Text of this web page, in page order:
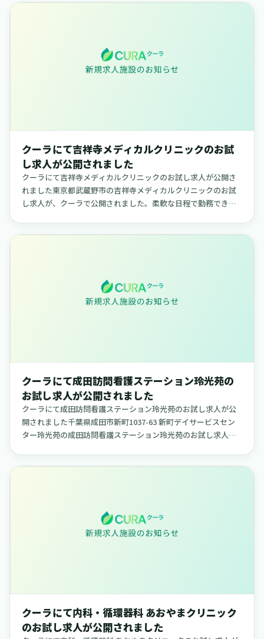
クーラにて吉祥寺メディカルクリニックのお試
し求人が公開されました
クーラにて吉祥寺メディカルクリニックのお試し求人が公開さ
れました東京都武蔵野市の吉祥寺メディカルクリニックのお試
し求人が、クーラで公開されました。柔軟な日程で勤務できる
クーラにて成田訪問看護ステーション玲光苑の
お試し求人が公開されました
クーラにて成田訪問看護ステーション玲光苑のお試し求人が公
開されました千葉県成田市新町1037-63 新町デイサービスセン
ター玲光苑の成田訪問看護ステーション玲光苑のお試し求人
クーラにて内科・循環器科 あおやまクリニック
のお試し求人が公開されました